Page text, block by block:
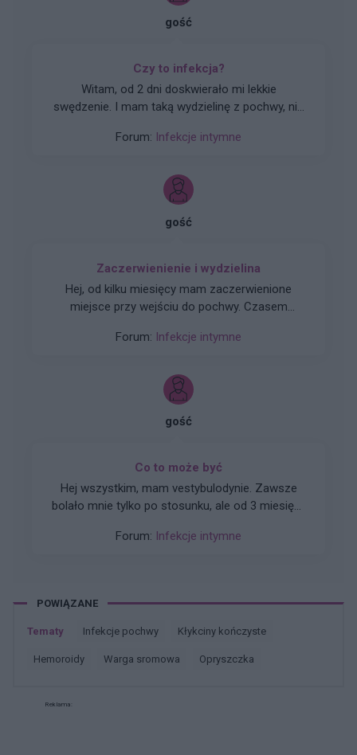
gość
Czy to infekcja?
Witam, od 2 dni doskwierało mi lekkie
swędzenie. I mam taką wydzielinę z pochwy, nie
powoduje lekki dyskomfort. Czy polecacie w
Terminy do ginekologa odwlekłe, próbowałam
nasiadówki z kory dębu pomogło ale na trochę,
Proszę o pomoc.
Forum: Infekcje intymne
gość
Zaczerwienienie i wydzielina
Hej, od kilku miesięcy mam zaczerwienione
miejsce przy wejściu do pochwy. Czasem
temu, dał mi maść i globulki ale nie pomogło.
doszła do tego biała wydzielina z malutkimi
grudkami. Co to może być? Od miesiąca nie
wyszedł stan zapalny . Czy ktoś może doradzić?
Forum: Infekcje intymne
gość
Co to może być
Hej wszystkim, mam vestybulodynie. Zawsze
bolało mnie tylko po stosunku, ale od 3 miesięcy
wygląda
Forum: Infekcje intymne
POWIĄZANE
Tematy infekcje pochwy kłykciny kończyste
hemoroidy warga sromowa opryszczka
Reklama: